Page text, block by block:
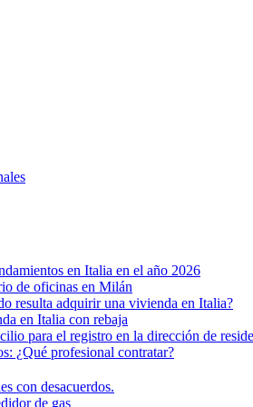
en Italia en el año 2026
de oficinas en Milán
resulta adquirir una vivienda en Italia?
en Italia con rebaja
para el registro en la dirección de
¿Qué profesional contratar?
con desacuerdos.
de gas